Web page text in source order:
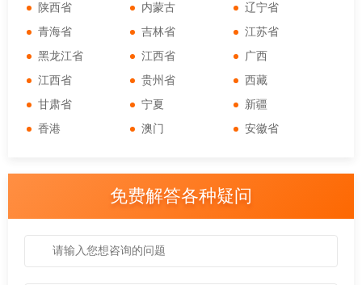
陕西省
内蒙古
辽宁省
青海省
吉林省
江苏省
黑龙江省
江西省
广西
江西省
贵州省
西藏
甘肃省
宁夏
新疆
香港
澳门 安徽省
免费解答各种疑问